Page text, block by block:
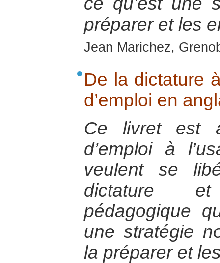
préparer et les
Jean Marichez,
De la dictature
d’emploi en
Ce livret est
d’emploi à
veulent se
dictature
pédagogique
une stratégie
la préparer et